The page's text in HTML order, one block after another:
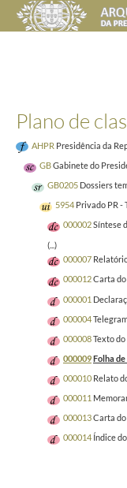
Plano de
AHPR Presidência da
GBGabinete do
GB0205 Dossiers
5954 Privado PR -
000002Síntese
(...)
000007
000012Carta
000001
000004
000008Texto
000009Folha
000010 Relato
000011
000013Carta
000014 Índice